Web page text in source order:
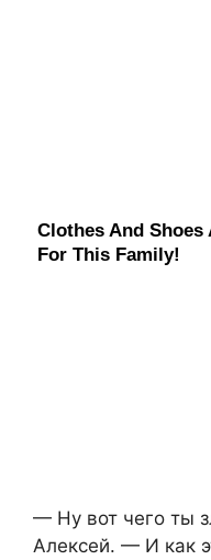
— Ну вот чего ты
Алексей. — И как